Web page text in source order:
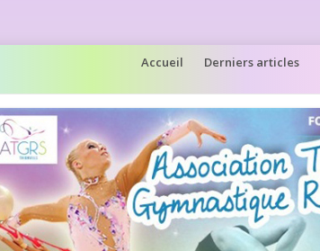
Aller
au
contenu
Accueil Derniers articles